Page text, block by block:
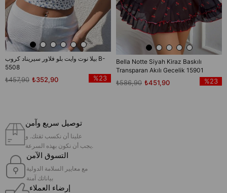
بيلا نوت وايت بلو فلاور سيريناد كروب B-
5508
₺352,90
₺457,90 %23
Bella Notte Siyah Kiraz Baskılı
Transparan Akılı Gecelik 15901
₺451,90
₺586,90 %23
توصيل سريع وآمن
علينا أن نكسب ثقتك. و
التسوق الآمن
مع معايير السلامة الدولية
بياناتك آمنة
إرضاء العملاء